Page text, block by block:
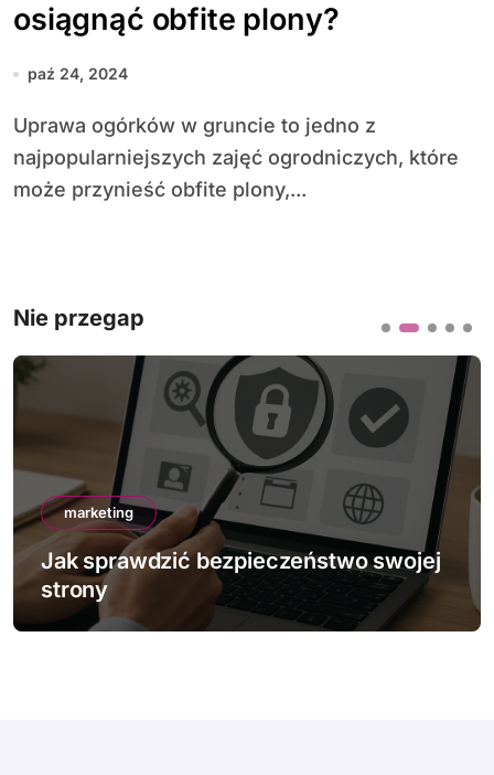
osiągnąć obfite plony?
paź 24, 2024
Uprawa ogórków w gruncie to jedno z
najpopularniejszych zajęć ogrodniczych, które
może przynieść obfite plony,...
Nie przegap
marketing
Jak sprawdzić bezpieczeństwo swojej
strony